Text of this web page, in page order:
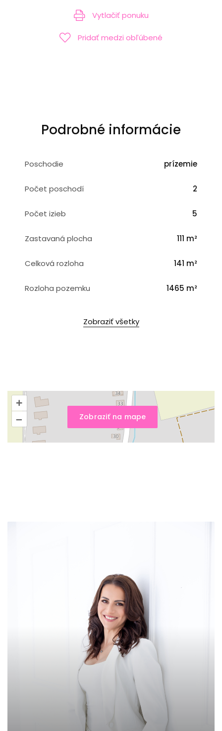
Vytlačiť ponuku
Pridať medzi obľúbené
Podrobné informácie
Poschodie prízemie
Počet poschodí 2
Počet izieb 5
Zastavaná plocha 111 m²
Celková rozloha 141 m²
Rozloha pozemku 1465 m²
Zobraziť všetky
Zobraziť na mape
+
–